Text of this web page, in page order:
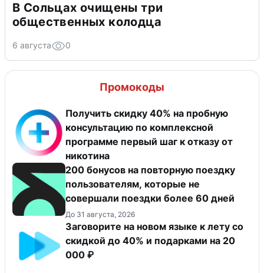
В Сольцах очищены три
общественных колодца
6 августа 0
Промокоды
Получить скидку 40% на пробную
консультацию по комплексной
программе первый шаг к отказу от
никотина
200 бонусов на повторную поездку
пользователям, которые не
совершали поездки более 60 дней
До 31 августа, 2026
Заговорите на новом языке к лету со
скидкой до 40% и подарками на 20
000 ₽